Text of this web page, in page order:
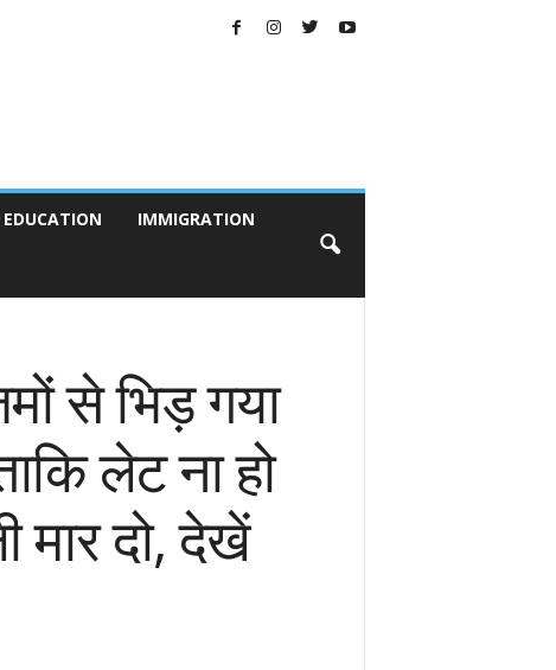
EDUCATION IMMIGRATION
से भिड़ गया
लेट ना हो
दो, देखें